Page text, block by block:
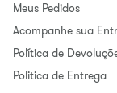
Meus Pedidos
Acompanhe sua
Política de
Politica de Entrega